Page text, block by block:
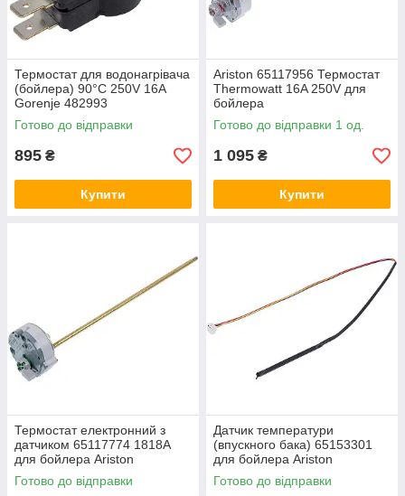
Термостат для водонагрівача
(бойлера) 90°С 250V 16A
Gorenje 482993
Готово до відправки
895 ₴
Купити
Ariston 65117956 Термостат
Thermowatt 16A 250V для
бойлера
Готово до відправки 1 од.
1 095 ₴
Купити
Термостат електронний з
датчиком 65117774 1818A
для бойлера Ariston
Готово до відправки
Датчик температури
(впускного бака) 65153301
для бойлера Ariston
Готово до відправки